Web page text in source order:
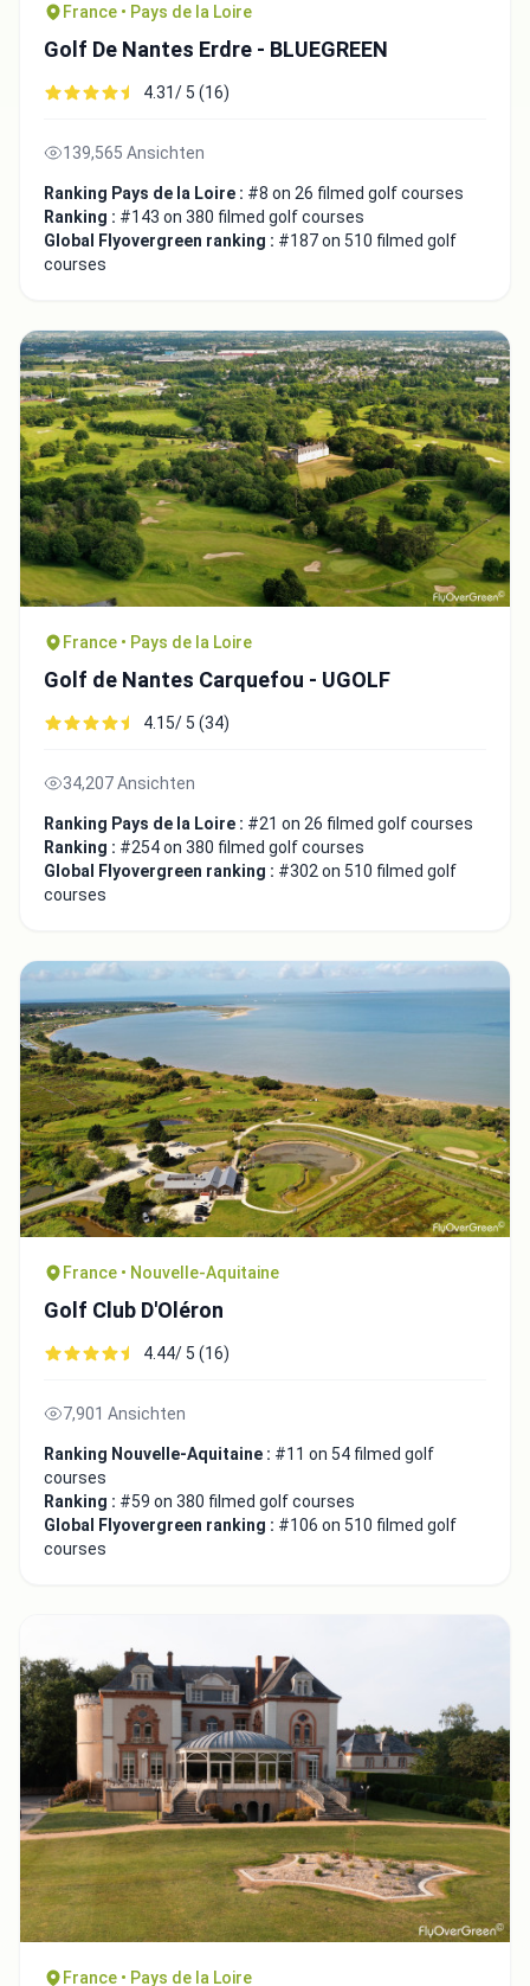
France • Pays de la Loire
Golf De Nantes Erdre - BLUEGREEN
4.31/ 5 (16)
139,565 Ansichten
Ranking Pays de la Loire : #8 on 26 filmed golf courses
Ranking : #143 on 380 filmed golf courses
Global Flyovergreen ranking : #187 on 510 filmed golf
courses
France • Pays de la Loire
Golf de Nantes Carquefou - UGOLF
4.15/ 5 (34)
34,207 Ansichten
Ranking Pays de la Loire : #21 on 26 filmed golf courses
Ranking : #254 on 380 filmed golf courses
Global Flyovergreen ranking : #302 on 510 filmed golf
courses
France • Nouvelle-Aquitaine
Golf Club D'Oléron
4.44/ 5 (16)
7,901 Ansichten
Ranking Nouvelle-Aquitaine : #11 on 54 filmed golf
courses
Ranking : #59 on 380 filmed golf courses
Global Flyovergreen ranking : #106 on 510 filmed golf
courses
France • Pays de la Loire